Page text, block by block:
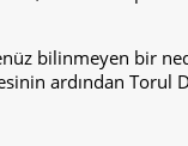
bilinmeyen bir
ardından Torul